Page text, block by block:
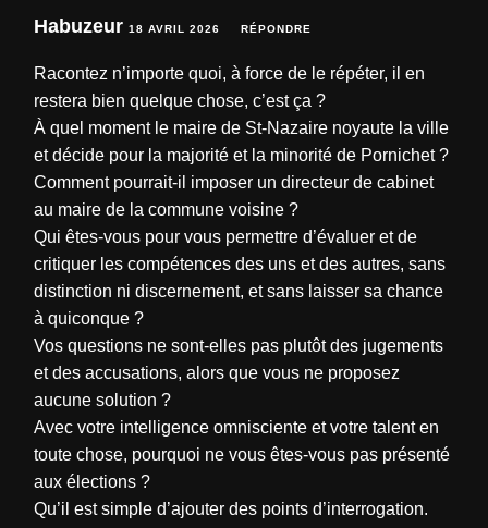
Habuzeur18 AVRIL 2026 RÉPONDRE
Racontez n’importe quoi, à force de le répéter, il en
restera bien quelque chose, c’est ça ?
À quel moment le maire de St-Nazaire noyaute la ville
et décide pour la majorité et la minorité de Pornichet ?
Comment pourrait-il imposer un directeur de cabinet
au maire de la commune voisine ?
Qui êtes-vous pour vous permettre d’évaluer et de
critiquer les compétences des uns et des autres, sans
distinction ni discernement, et sans laisser sa chance
à quiconque ?
Vos questions ne sont-elles pas plutôt des jugements
et des accusations, alors que vous ne proposez
aucune solution ?
Avec votre intelligence omnisciente et votre talent en
toute chose, pourquoi ne vous êtes-vous pas présenté
aux élections ?
Qu’il est simple d’ajouter des points d’interrogation.